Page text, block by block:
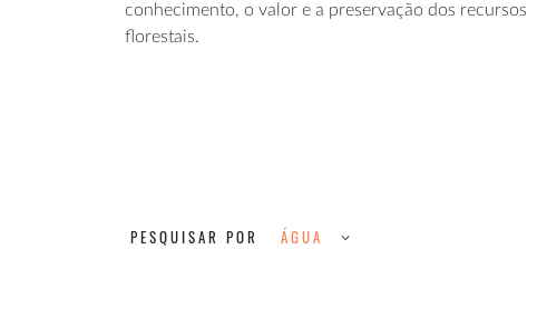
conhecimento, o valor e a preservação dos recursos
florestais.
PESQUISAR POR ÁGUA